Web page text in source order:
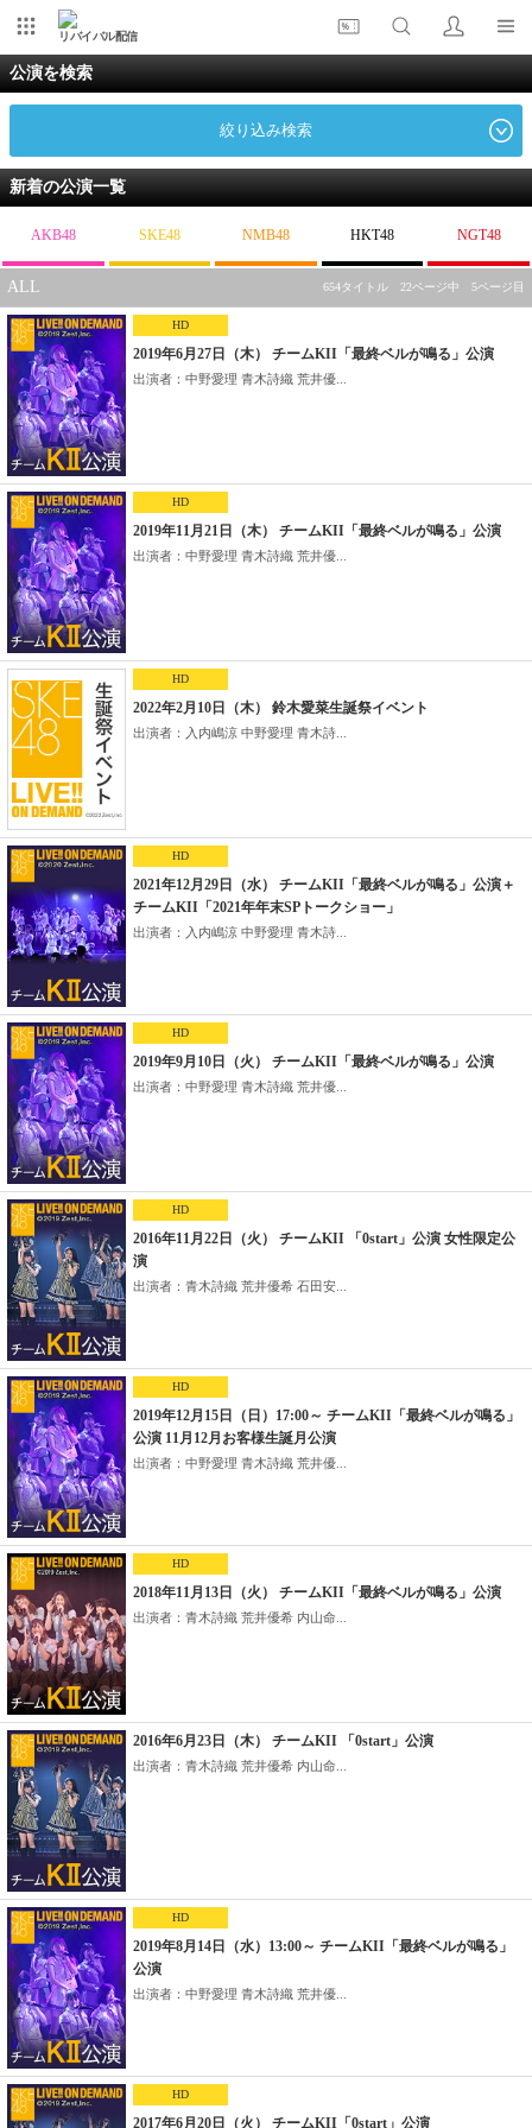
リバイバル配信
公演を検索
絞り込み検索
新着の公演一覧
AKB48 SKE48 NMB48 HKT48 NGT48
ALL 654タイトル 22ページ中 5ページ目
HD
2019年6月27日（木） チームKII「最終ベルが鳴る」公演
出演者：中野愛理 青木詩織 荒井優...
HD
2019年11月21日（木） チームKII「最終ベルが鳴る」公演
出演者：中野愛理 青木詩織 荒井優...
HD
2022年2月10日（木） 鈴木愛菜生誕祭イベント
出演者：入内嶋涼 中野愛理 青木詩...
HD
2021年12月29日（水） チームKII「最終ベルが鳴る」公演＋
チームKII「2021年年末SPトークショー」
出演者：入内嶋涼 中野愛理 青木詩...
HD
2019年9月10日（火） チームKII「最終ベルが鳴る」公演
出演者：中野愛理 青木詩織 荒井優...
HD
2016年11月22日（火） チームKII 「0start」公演 女性限定公
演
出演者：青木詩織 荒井優希 石田安...
HD
2019年12月15日（日）17:00～ チームKII「最終ベルが鳴る」
公演 11月12月お客様生誕月公演
出演者：中野愛理 青木詩織 荒井優...
HD
2018年11月13日（火） チームKII「最終ベルが鳴る」公演
出演者：青木詩織 荒井優希 内山命...
2016年6月23日（木） チームKII 「0start」公演
出演者：青木詩織 荒井優希 内山命...
HD
2019年8月14日（水）13:00～ チームKII「最終ベルが鳴る」
公演
出演者：中野愛理 青木詩織 荒井優...
HD
2017年6月20日（火） チームKII「0start」公演